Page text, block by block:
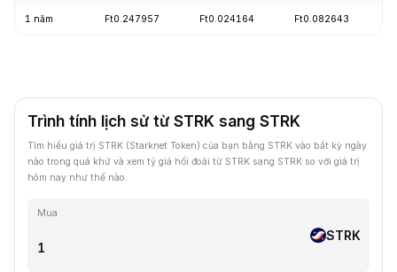
1 năm Ft0.247957 Ft0.024164 Ft0.082643
Trình tính lịch sử từ STRK sang STRK
Tìm hiểu giá trị STRK (Starknet Token) của bạn bằng STRK vào bất kỳ ngày
nào trong quá khứ và xem tỷ giá hối đoái từ STRK sang STRK so với giá trị
hôm nay như thế nào.
Mua
STRK